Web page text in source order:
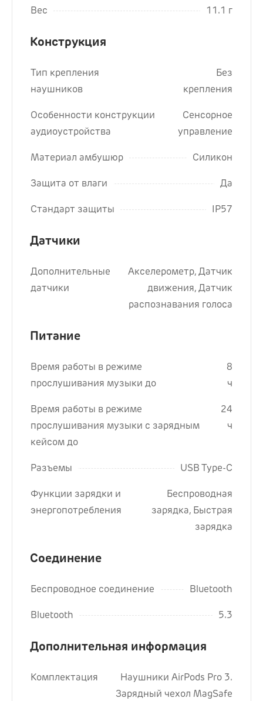
Вес 11.1 г
Конструкция
Тип крепления
наушников
Без
крепления
Особенности конструкции
аудиоустройства
Сенсорное
управление
Материал амбушюр Силикон
Защита от влаги Да
Стандарт защиты IP57
Датчики
Дополнительные
датчики
Акселерометр, Датчик
движения, Датчик
распознавания голоса
Питание
Время работы в режиме
прослушивания музыки до
8
ч
Время работы в режиме
прослушивания музыки с зарядным
кейсом до
24
ч
Разъемы USB Type-C
Функции зарядки и
энергопотребления
Беспроводная
зарядка, Быстрая
зарядка
Соединение
Беспроводное соединение Bluetooth
Bluetooth 5.3
Дополнительная информация
Комплектация
Наушники AirPods Pro 3.
Зарядный чехол MagSafe